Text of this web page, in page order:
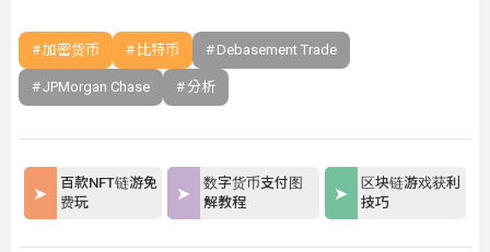
加密货币 比特币 Debasement Trade
JPMorgan Chase 分析
百款NFT链游免
费玩
数字货币支付图
解教程
区块链游戏获利
技巧